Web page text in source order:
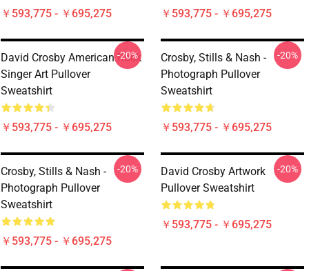
￥593,775 - ￥695,275 ￥593,775 - ￥695,275
David Crosby American Rock
Singer Art Pullover
Sweatshirt
￥593,775 - ￥695,275
-20%
Crosby, Stills & Nash -
Photograph Pullover
Sweatshirt
￥593,775 - ￥695,275
-20%
Crosby, Stills & Nash -
Photograph Pullover
Sweatshirt
￥593,775 - ￥695,275
-20%
David Crosby Artwork
Pullover Sweatshirt
￥593,775 - ￥695,275
-20%